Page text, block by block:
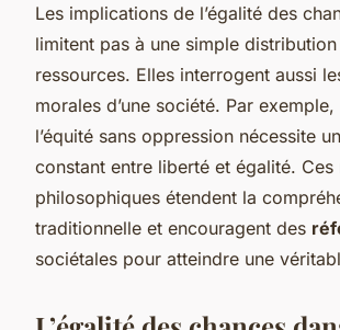
Les implications de l’égalité des
limitent pas à une simple
ressources. Elles interrogent aussi
morales d’une société. Par
l’équité sans oppression nécessite
constant entre liberté et égalité.
philosophiques étendent la
traditionnelle et encouragent des
sociétales pour atteindre une